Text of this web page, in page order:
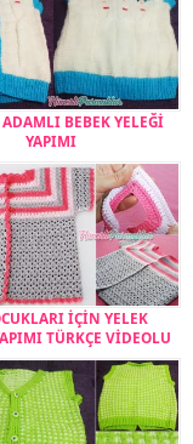
BEBEK YELEĞİ
YAPIMI
İÇİN YELEK
TÜRKÇE VİDEOLU